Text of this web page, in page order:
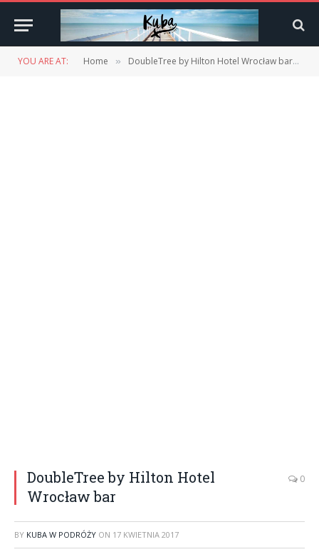
YOU ARE AT: Home » DoubleTree by Hilton Hotel Wrocław bar
DoubleTree by Hilton Hotel
Wrocław bar
0
BY KUBA W PODRÓŻY ON 17 KWIETNIA 2017